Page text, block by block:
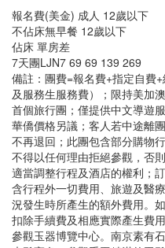
報名費(美金) 成人 12歲以下
不佔床無早餐 12歲以下
佔床 單房差
7天團LJN7 69 69 139 269
備註：團費=報名費+指定自費
及服務生服務費）；限持美加
首個旅行團；僅提供中文導遊
華僑價格另議；客人若中途離
不再退回；此團包含部分購物
不得以任何理由拒絕參觀，否
適當調整行程及酒店的權利；
含行程外一切費用、旅遊及醫
況發生時所產生的額外費用。
扣除手續費及相應實際產生費
參觀玉器博覽中心。南京素有